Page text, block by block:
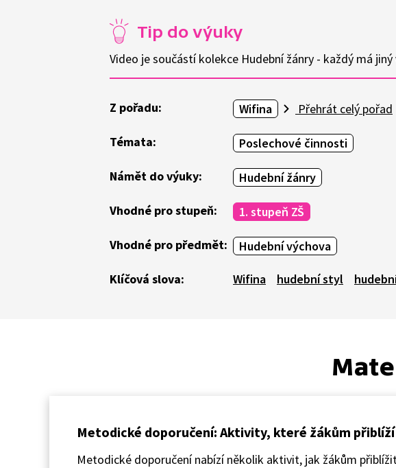
Tip do výuky
Video je součástí kolekce Hudební žánry - každý má jiný
Z pořadu: Wifina Přehrát celý pořad
Témata: Poslechové činnosti
Námět do výuky: Hudební žánry
Vhodné pro stupeň: 1. stupeň ZŠ
Vhodné pro předmět: Hudební výchova
Klíčová slova: Wifina hudební styl
Metodické doporučení: Aktivity, které žákům
Metodické doporučení nabízí několik aktivit, jak žákům